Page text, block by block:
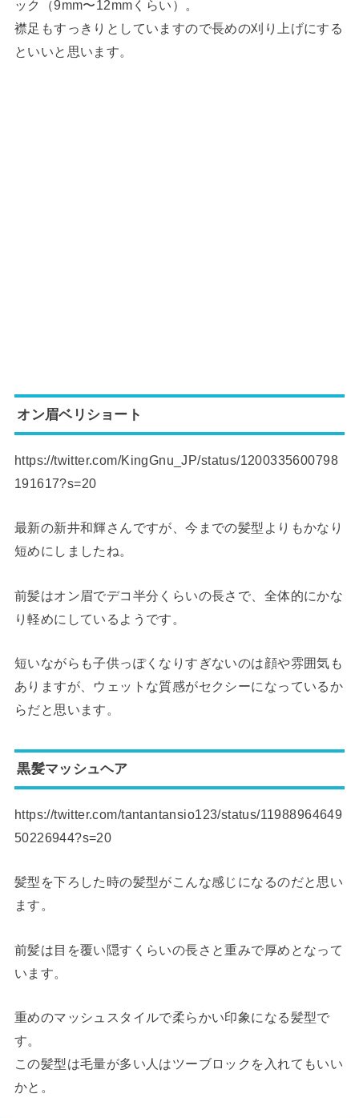
ック（9mm〜12mmくらい）。
襟足もすっきりとしていますので長めの刈り上げにする
といいと思います。
オン眉ベリショート
https://twitter.com/KingGnu_JP/status/1200335600798
191617?s=20
最新の新井和輝さんですが、今までの髪型よりもかなり
短めにしましたね。
前髪はオン眉でデコ半分くらいの長さで、全体的にかな
り軽めにしているようです。
短いながらも子供っぽくなりすぎないのは顔や雰囲気も
ありますが、ウェットな質感がセクシーになっているか
らだと思います。
黒髪マッシュヘア
https://twitter.com/tantantansio123/status/11988964649
50226944?s=20
髪型を下ろした時の髪型がこんな感じになるのだと思い
ます。
前髪は目を覆い隠すくらいの長さと重みで厚めとなって
います。
重めのマッシュスタイルで柔らかい印象になる髪型で
す。
この髪型は毛量が多い人はツーブロックを入れてもいい
かと。